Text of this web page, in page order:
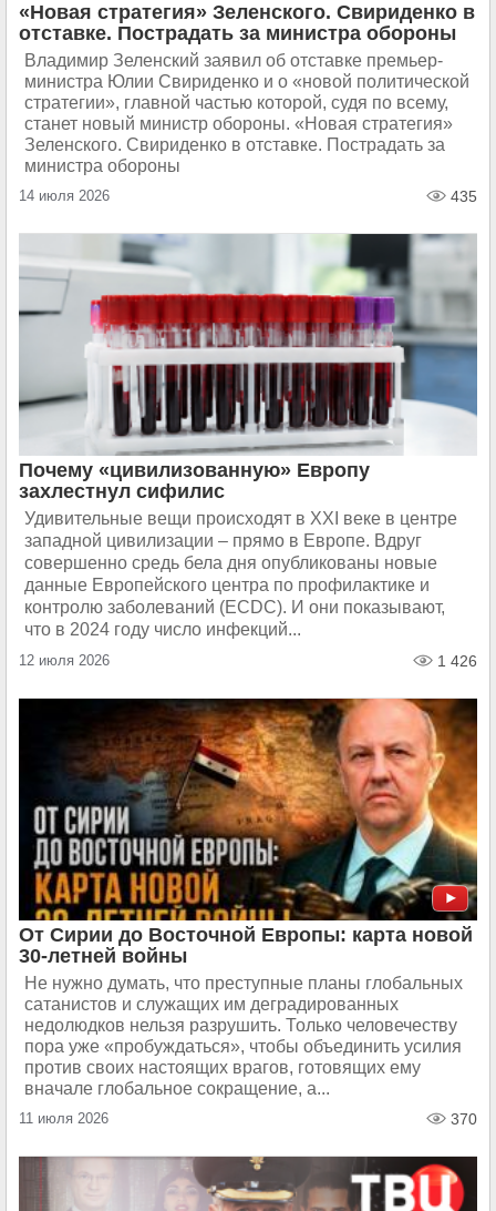
«Новая стратегия» Зеленского. Свириденко в
отставке. Пострадать за министра обороны
Владимир Зеленский заявил об отставке премьер-
министра Юлии Свириденко и о «новой политической
стратегии», главной частью которой, судя по всему,
станет новый министр обороны. «Новая стратегия»
Зеленского. Свириденко в отставке. Пострадать за
министра обороны
14 июля 2026 435
Почему «цивилизованную» Европу
захлестнул сифилис
Удивительные вещи происходят в XXI веке в центре
западной цивилизации – прямо в Европе. Вдруг
совершенно средь бела дня опубликованы новые
данные Европейского центра по профилактике и
контролю заболеваний (ECDC). И они показывают,
что в 2024 году число инфекций...
12 июля 2026 1 426
От Сирии до Восточной Европы: карта новой
30-летней войны
Не нужно думать, что преступные планы глобальных
сатанистов и служащих им деградированных
недолюдков нельзя разрушить. Только человечеству
пора уже «пробуждаться», чтобы объединить усилия
против своих настоящих врагов, готовящих ему
вначале глобальное сокращение, а...
11 июля 2026 370